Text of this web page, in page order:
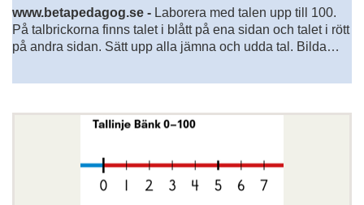
www.betapedagog.se - Laborera med talen upp till 100.
På talbrickorna finns talet i blått på ena sidan och talet i rött
på andra sidan. Sätt upp alla jämna och udda tal. Bilda
rött, de andra i blått. Då ser ni tydligt 7:ans tabell.